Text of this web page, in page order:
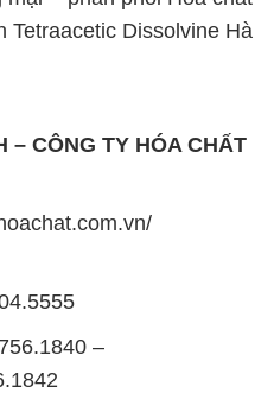
Tetraacetic Dissolvine Hà
– CÔNG TY HÓA CHẤT
–